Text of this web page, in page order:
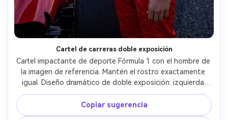
Cartel de carreras doble exposición
Cartel impactante de deporte Fórmula 1 con el hombre de
la imagen de referencia. Mantén el rostro exactamente
igual. Diseño dramático de doble exposición: izquierda
retrato en primer plano sin casco, derecha mismo piloto
con casco Ferrari y visera baja. Abajo un auto Ferrari F1
acelera por la pista dejando humo y estelas de
Copiar sugerencia